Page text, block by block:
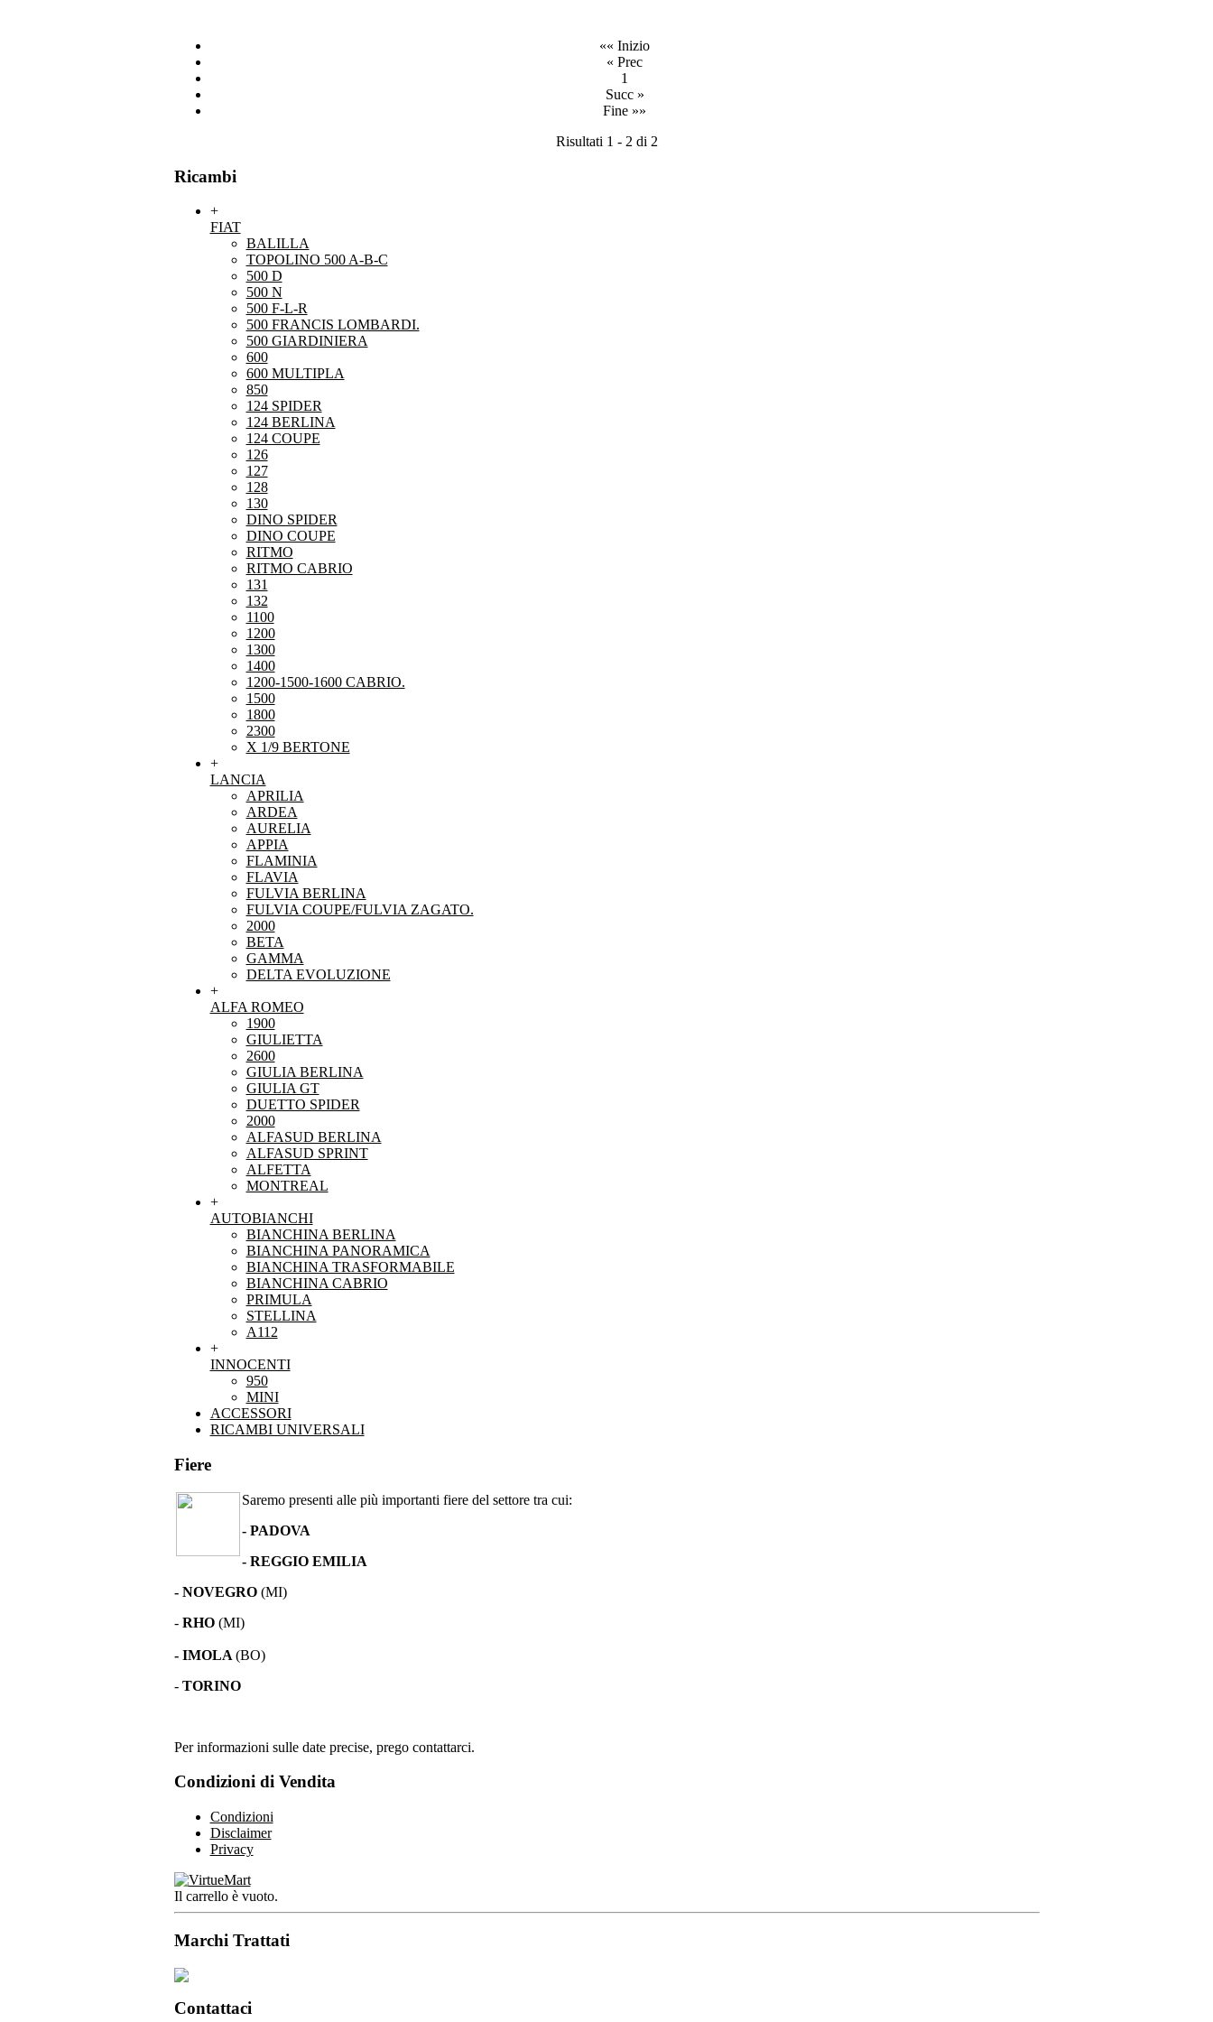
«« Inizio
« Prec
1
Succ »
Fine »»
Risultati 1 - 2 di 2
Ricambi
+
FIAT
BALILLA
TOPOLINO 500 A-B-C
500 D
500 N
500 F-L-R
500 FRANCIS LOMBARDI.
500 GIARDINIERA
600
600 MULTIPLA
850
124 SPIDER
124 BERLINA
124 COUPE
126
127
128
130
DINO SPIDER
DINO COUPE
RITMO
RITMO CABRIO
131
132
1100
1200
1300
1400
1200-1500-1600 CABRIO.
1500
1800
2300
X 1/9 BERTONE
+
LANCIA
APRILIA
ARDEA
AURELIA
APPIA
FLAMINIA
FLAVIA
FULVIA BERLINA
FULVIA COUPE/FULVIA ZAGATO.
2000
BETA
GAMMA
DELTA EVOLUZIONE
+
ALFA ROMEO
1900
GIULIETTA
2600
GIULIA BERLINA
GIULIA GT
DUETTO SPIDER
2000
ALFASUD BERLINA
ALFASUD SPRINT
ALFETTA
MONTREAL
+
AUTOBIANCHI
BIANCHINA BERLINA
BIANCHINA PANORAMICA
BIANCHINA TRASFORMABILE
BIANCHINA CABRIO
PRIMULA
STELLINA
A112
+
INNOCENTI
950
MINI
ACCESSORI
RICAMBI UNIVERSALI
Fiere
Saremo presenti alle più importanti fiere del settore tra cui:
- PADOVA
- REGGIO EMILIA
- NOVEGRO(MI)
-RHO (MI)
- IMOLA (BO)
- TORINO
Per informazioni sulle date precise, prego contattarci.
Condizioni di Vendita
Condizioni
Disclaimer
Privacy
Il carrello è vuoto.
Marchi Trattati
Contattaci